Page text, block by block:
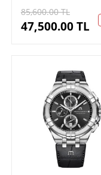
85,600.00TL
47,500.00TL